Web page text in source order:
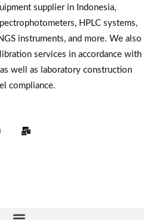
supplier in Indonesia,
HPLC systems,
instruments, and more. We also
services in accordance with
well as laboratory construction
compliance.